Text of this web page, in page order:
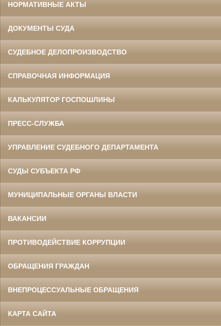
НОРМАТИВНЫЕ АКТЫ
ДОКУМЕНТЫ СУДА
СУДЕБНОЕ ДЕЛОПРОИЗВОДСТВО
СПРАВОЧНАЯ ИНФОРМАЦИЯ
КАЛЬКУЛЯТОР ГОСПОШЛИНЫ
ПРЕСС-СЛУЖБА
УПРАВЛЕНИЕ СУДЕБНОГО ДЕПАРТАМЕНТА
СУДЫ СУБЪЕКТА РФ
МУНИЦИПАЛЬНЫЕ ОРГАНЫ ВЛАСТИ
ВАКАНСИИ
ПРОТИВОДЕЙСТВИЕ КОРРУПЦИИ
ОБРАЩЕНИЯ ГРАЖДАН
ВНЕПРОЦЕССУАЛЬНЫЕ ОБРАЩЕНИЯ
КАРТА САЙТА